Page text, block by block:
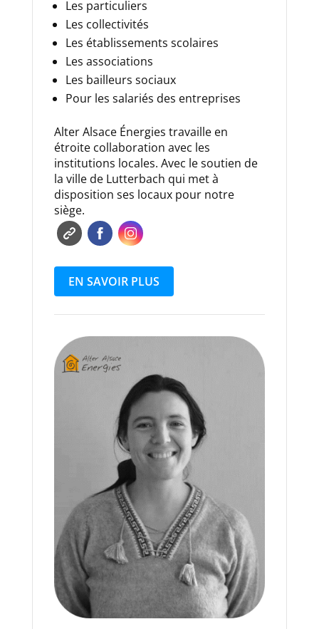
Les particuliers
Les collectivités
Les établissements scolaires
Les associations
Les bailleurs sociaux
Pour les salariés des entreprises
Alter Alsace Énergies travaille en
étroite collaboration avec les
institutions locales. Avec le soutien de
la ville de Lutterbach qui met à
disposition ses locaux pour notre
siège.
EN SAVOIR PLUS